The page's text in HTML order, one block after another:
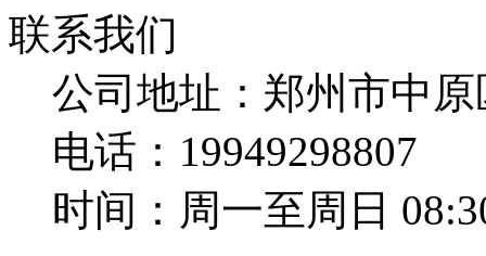
联系我们
公司地址：郑州市中
电话：19949298807
时间：周一至周日